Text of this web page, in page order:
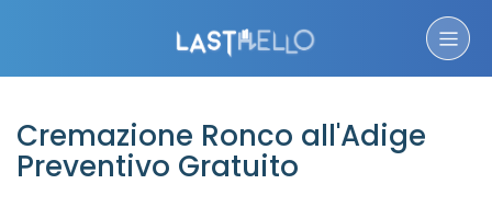
Cremazione Ronco all'Adige
Preventivo Gratuito